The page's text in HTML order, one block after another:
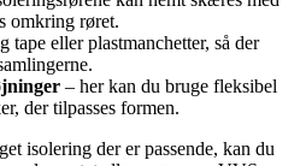
omkring røret.
tape eller plastmanchetter, så der
– her kan du bruge fleksibel
der tilpasses formen.
isolering der er passende, kan du